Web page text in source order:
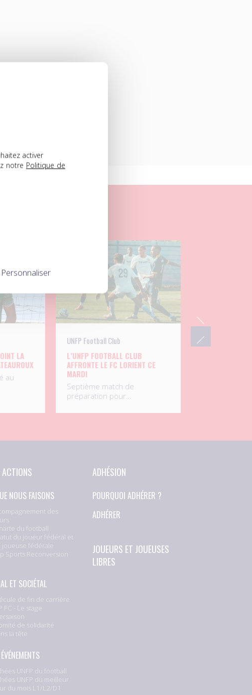
activer
notre Politique de
Personnaliser
LA
au
UNFP Football Club
L’UNFP FOOTBALL CLUB
AFFRONTE LE FC LORIENT CE
MARDI
Septième match de
préparation pour…
NOUS FAISONS
des
du football
du joueur fédéral et
joueuse fédérale
Sports Reconversion
ET SOCIÉTAL
de fin de carrière
FC - Le stage
de solidarité
la tête
UNFP du football
UNFP du meilleur
du mois L1/L2/D1
ADHÉSION
POURQUOI ADHÉRER ?
ADHÉRER
JOUEURS ET JOUEUSES
LIBRES